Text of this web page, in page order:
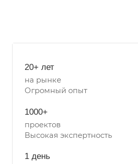
20+ лет
на рынке
Огромный опыт
1000+
проектов
Высокая экспертность
1 день